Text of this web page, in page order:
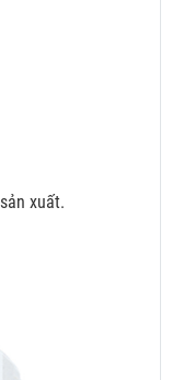
xuất.